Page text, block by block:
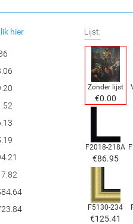
hier Lijst:
Zonder lijst
€0.00
F2018-218A
€86.95
F5130-234
€125.41